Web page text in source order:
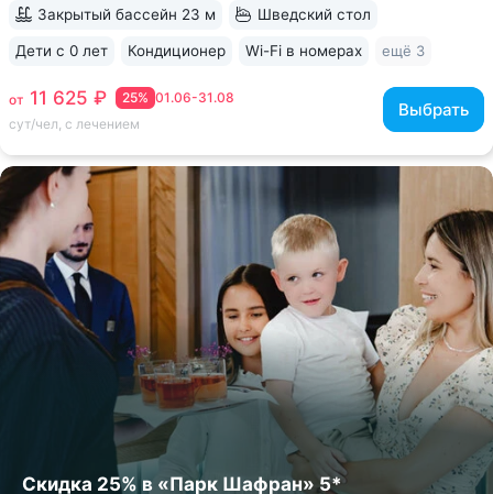
01.06-31.08
25%
от 11 625 ₽
сут/чел, с лечением
Выбрать
Закрытый бассейн 23 м Шведский стол
Дети с 0 лет Кондиционер Wi-Fi в номерах ещё 3
Скидка 25% в «Парк Шафран» 5*